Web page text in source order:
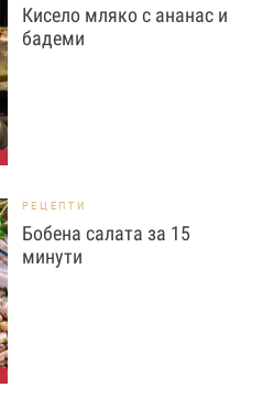
Кисело мляко с ананас и
бадеми
РЕЦЕПТИ
Бобена салата за 15
минути